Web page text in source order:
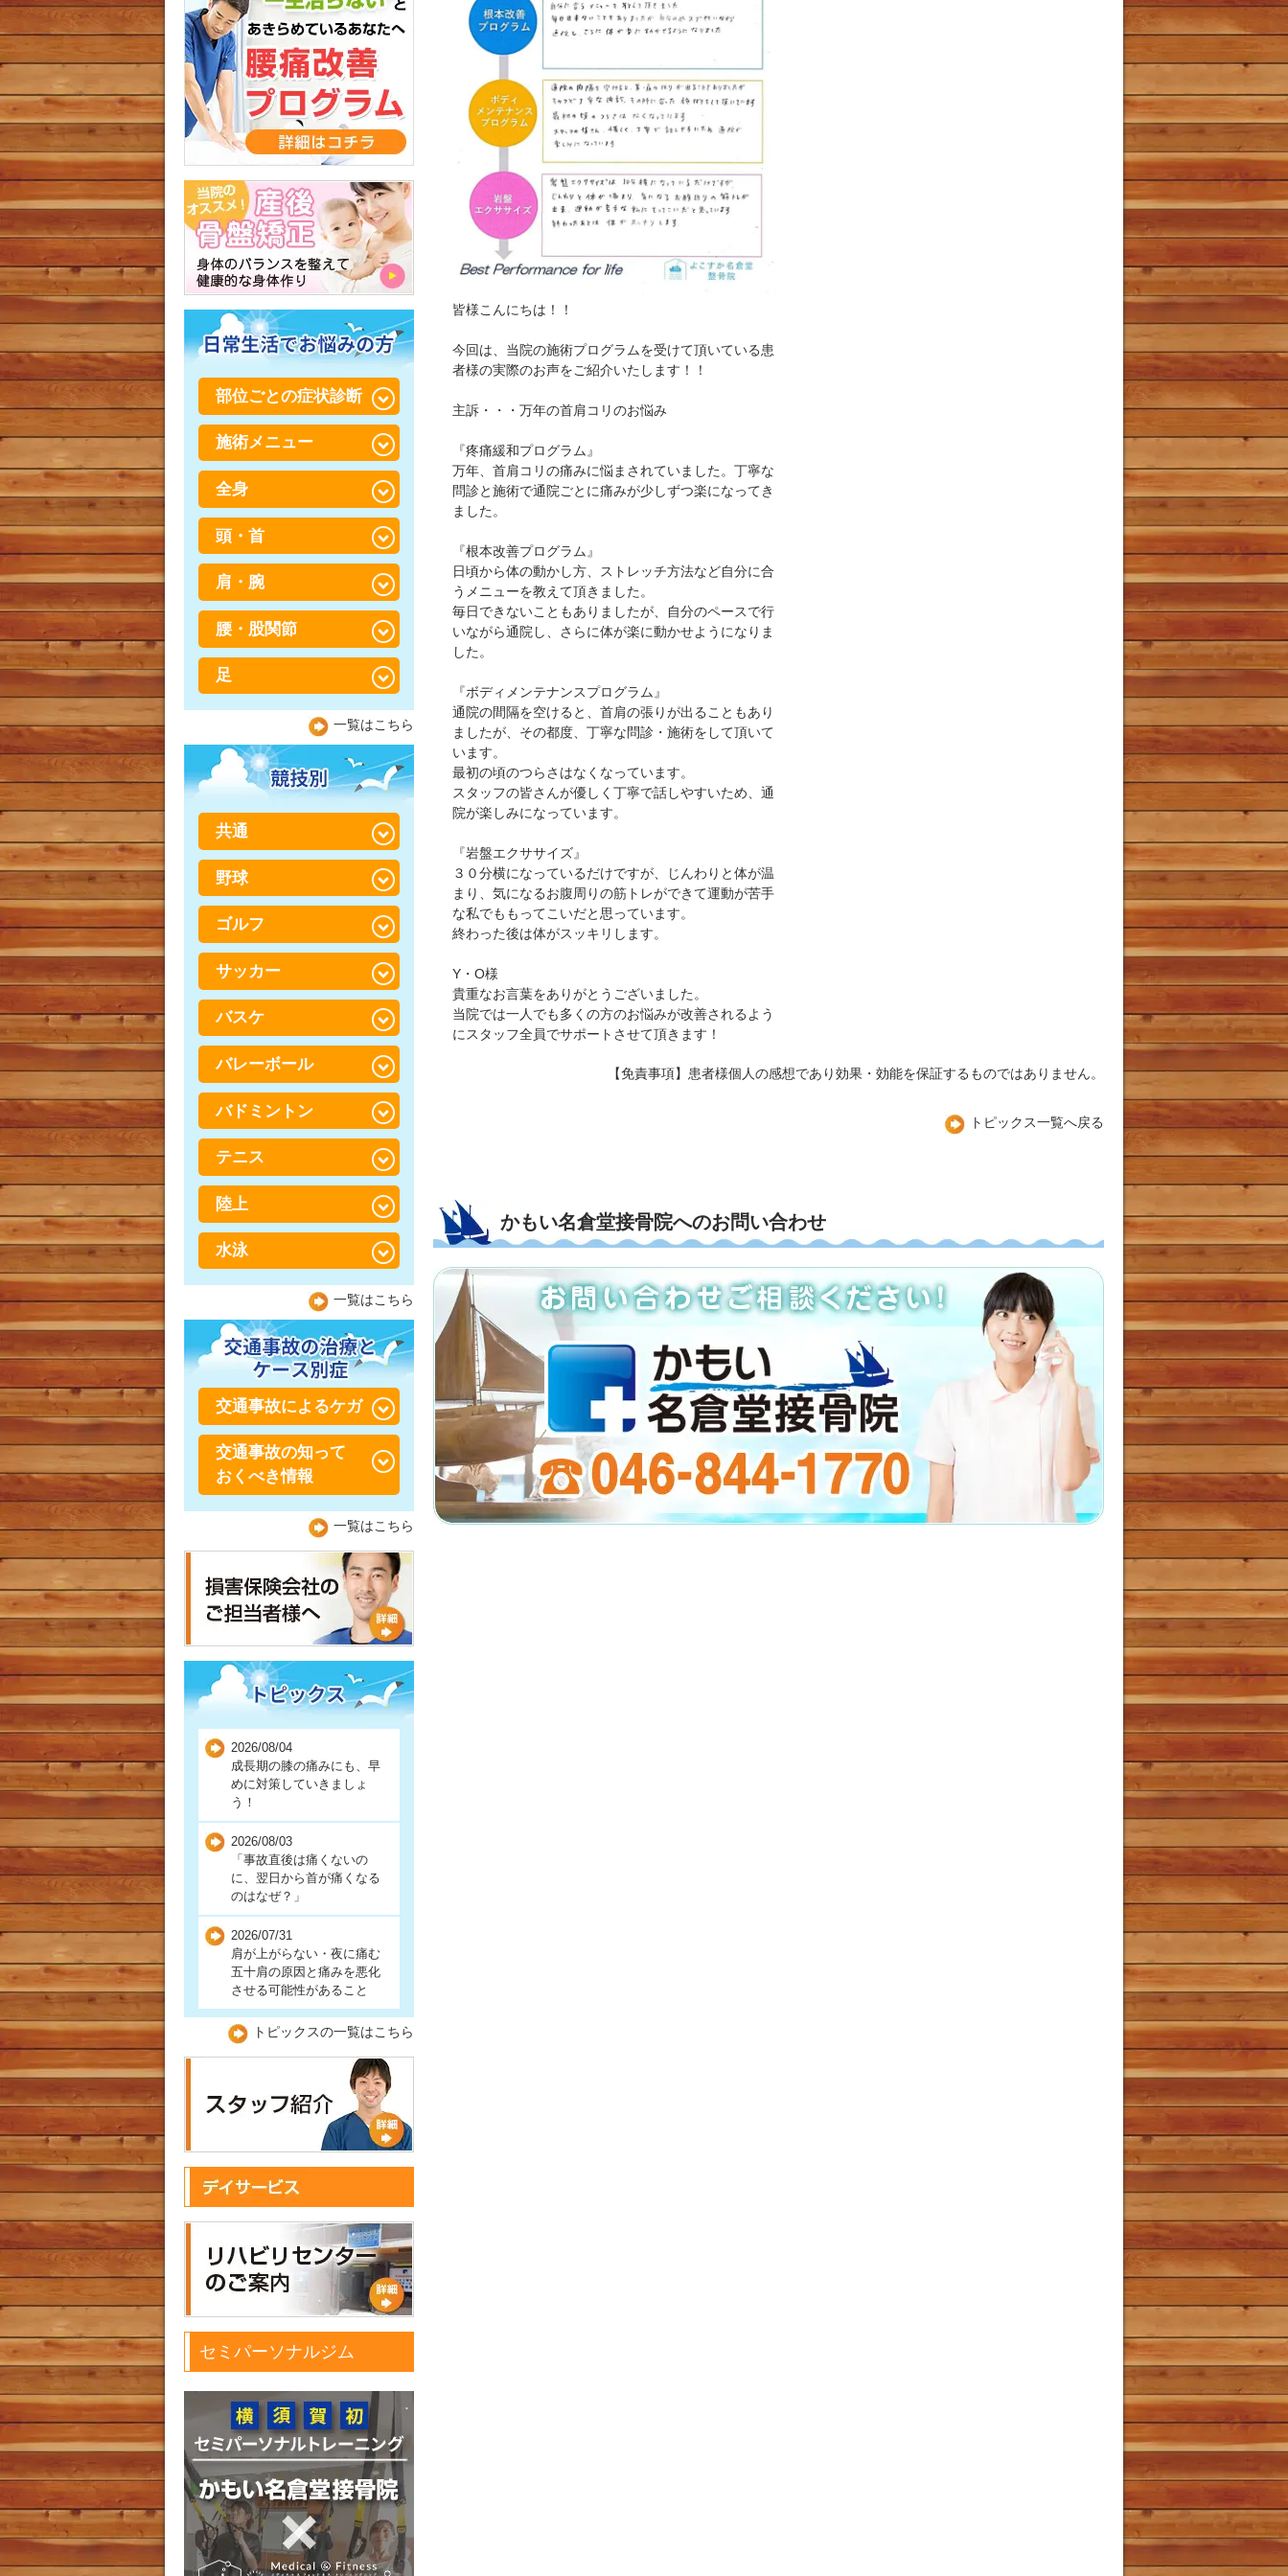
皆様こんにちは！！
今回は、当院の施術プログラムを受けて頂いている患
者様の実際のお声をご紹介いたします！！
主訴・・・万年の首肩コリのお悩み
『疼痛緩和プログラム』
万年、首肩コリの痛みに悩まされていました。丁寧な
問診と施術で通院ごとに痛みが少しずつ楽になってき
ました。
『根本改善プログラム』
日頃から体の動かし方、ストレッチ方法など自分に合
うメニューを教えて頂きました。
毎日できないこともありましたが、自分のペースで行
いながら通院し、さらに体が楽に動かせようになりま
した。
『ボディメンテナンスプログラム』
通院の間隔を空けると、首肩の張りが出ることもあり
ましたが、その都度、丁寧な問診・施術をして頂いて
います。
最初の頃のつらさはなくなっています。
スタッフの皆さんが優しく丁寧で話しやすいため、通
院が楽しみになっています。
『岩盤エクササイズ』
３０分横になっているだけですが、じんわりと体が温
まり、気になるお腹周りの筋トレができて運動が苦手
な私でももってこいだと思っています。
終わった後は体がスッキリします。
Y・O様
貴重なお言葉をありがとうございました。
当院では一人でも多くの方のお悩みが改善されるよう
にスタッフ全員でサポートさせて頂きます！
【免責事項】患者様個人の感想であり効果・効能を保証するものではありません。
トピックス一覧へ戻る
かもい名倉堂接骨院へのお問い合わせ
部位ごとの症状診断
腰が重い・だるい
施術メニュー
骨盤・骨格矯正×筋肉調整
（パートナーストレッチ）
骨盤・骨格矯正
鍼灸
産後骨盤矯正
会員制 トレーニング×整体
整体に行っても治らなかっ
た方へ
全身
スポーツ障害・スポーツ外
傷
捻挫・肉離れ
打撲（だぼく）・打ち身
頭・首
寝違え
ストレートネック
頭痛
顎関節症（がくかんせつし
ょう）
肩・腕
五十肩
胸郭出口症候群（きょうか
くでぐちしょうこうぐん）
野球肩
炎）
野球肘
TFCC損傷
腱鞘炎・ばね指・ド・ケル
バン病
手・指のしびれ
腰・股関節
足の付け根の違和感、放置
していませんか？日本人に
多い「股関節」の悩みと予
腰痛
ぎっくり腰（急性腰痛）と
は？
脊柱管狭窄症
腰椎すべり症（ようついす
べりしょう）
股関節痛（こかんせつつ
う）
梨状筋症候群（りじょうき
んしょうこうぐん）
腰椎分離症（ようついぶん
りしょう）
足
腸脛靭帯炎（ちょうけいじ
んたいえん）
膝痛
変形性膝関節症
半月板損傷（はんげつばん
そんしょう）
鵞足炎（がそくえん）
足底筋膜炎（そくていきん
まくえん）
外反母趾（がいはんぼし）
O脚
炎）
アキレス腱炎（周囲炎）
シーバー病・セーバー病・
踵骨骨端症（しょうこつこ
ったんしょう）
一覧はこちら
共通
捻挫・肉離れ
打撲（だぼく）・打ち身
野球
野球腰
野球肘
野球肩
ゴルフ
ゴルフ膝
ゴルフ肩
サッカー
サッカーでの膝の怪我
サッカーでの股関節の怪我
サッカーでの足首の痛み
サッカー腰
バスケ
バスケでの足首の怪我
バスケでの腰の怪我
バレーボール
バレーでの腰の怪我
バレーボールでの膝・すね
バレーボールでの捻挫・突
き指
バドミントン
バドミントンでの腰の怪我
バドミントンでの膝の怪我
バドミントンでの足首の怪
我
テニス
テニスでの腰の怪我
テニスでの膝の怪我
テニスでの肘の怪我
陸上
陸上での腰の怪我
陸上での膝の怪我
陸上での足首の怪我
水泳
水泳での腰の怪我
水泳での肩の怪我
水泳での膝の怪我
一覧はこちら
交通事故によるケガ
交通事故・むち打ち症
交通事故 捻挫・肉離れ
交通事故 膝痛
交通事故 肘・手首痛
交通事故後の肩こり
交通事故の知って
おくべき情報
交通事故の保険について！
交通事故で整形外科と接骨
院の上手な通院方法
自動車事故
バイク事故
自転車事故
自損事故
人身事故
高速事故
労災保険での受診について
一覧はこちら
2026/08/04
成長期の膝の痛みにも、早
めに対策していきましょ
う！
2026/08/03
「事故直後は痛くないの
に、翌日から首が痛くなる
のはなぜ？」
2026/07/31
肩が上がらない・夜に痛む
五十肩の原因と痛みを悪化
させる可能性があること
トピックスの一覧はこちら
セミパーソナルジム